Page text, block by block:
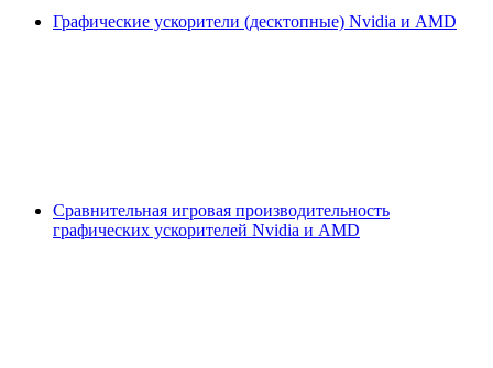
Графические ускорители (десктопные) Nvidia и AMD
Сравнительная игровая производительность
графических ускорителей Nvidia и AMD